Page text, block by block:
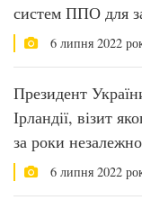
систем ППО для
6 липня 2022
Президент
Ірландії, візит
за роки
6 липня 2022